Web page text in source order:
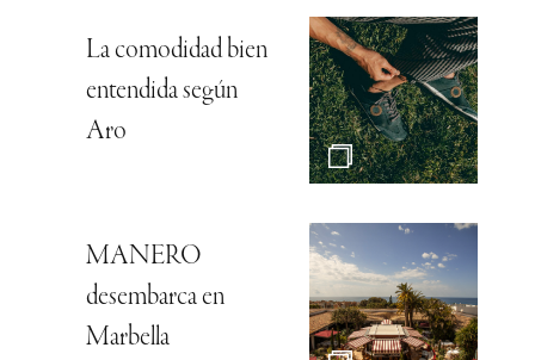
La comodidad bien
entendida según
Aro
MANERO
desembarca en
Marbella